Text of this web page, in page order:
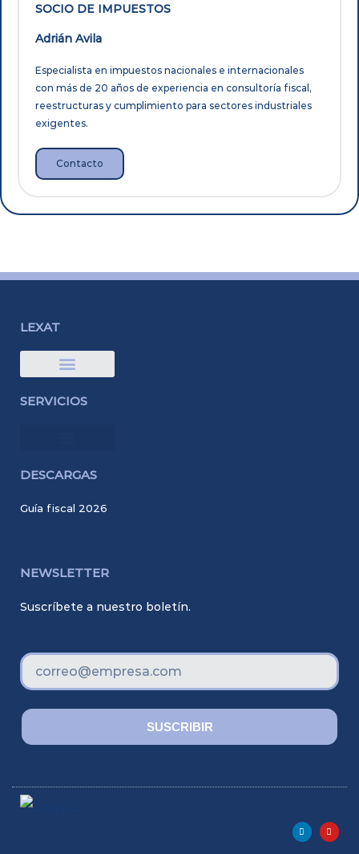
SOCIO DE IMPUESTOS
Adrián Avila
Especialista en impuestos nacionales e internacionales
con más de 20 años de experiencia en consultoría fiscal,
reestructuras y cumplimiento para sectores industriales
exigentes.
Contacto
LEXAT
SERVICIOS
DESCARGAS
Guía fiscal 2026
NEWSLETTER
Suscríbete a nuestro boletín.
Correo
SUSCRIBIR
L
i
n
Y
o
u